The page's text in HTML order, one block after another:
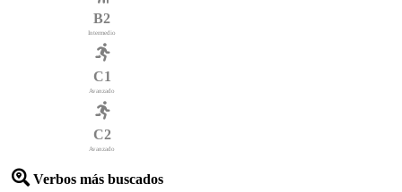
B2
Intermedio
C1
Avanzado
C2
Avanzado
Verbos más buscados